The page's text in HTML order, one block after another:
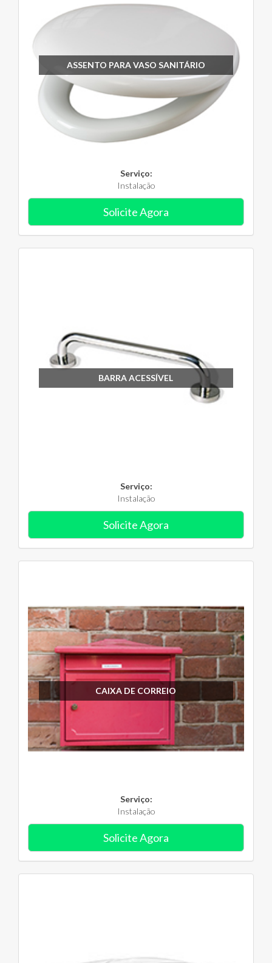
ASSENTO PARA VASO SANITÁRIO
Serviço:
Instalação
Solicite Agora
BARRA ACESSÍVEL
Serviço:
Instalação
Solicite Agora
CAIXA DE CORREIO
Serviço:
Instalação
Solicite Agora